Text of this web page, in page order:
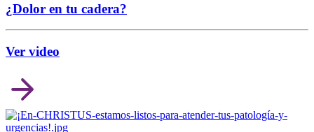
¿Dolor en tu cadera?
Ver video